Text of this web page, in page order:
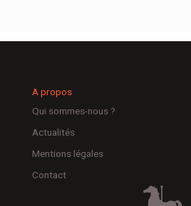
A propos
Qui sommes-nous ?
Actualités
Mentions légales
Contact